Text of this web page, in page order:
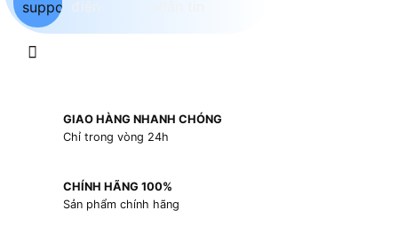
GIAO HÀNG NHANH CHÓNG
Chỉ trong vòng 24h
CHÍNH HÃNG 100%
Sản phẩm chính hãng